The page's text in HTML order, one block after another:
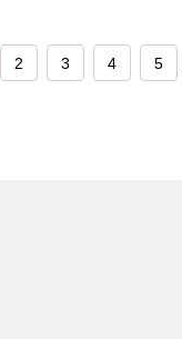
2 3 4 5